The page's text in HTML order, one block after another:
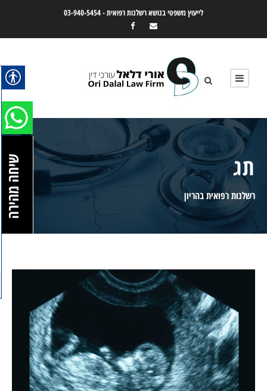
לייעוץ משפטי בנושא רשלנות רפואית -03-940-5454
תג
רשלנות רפואית בהריון שיחה מהירה